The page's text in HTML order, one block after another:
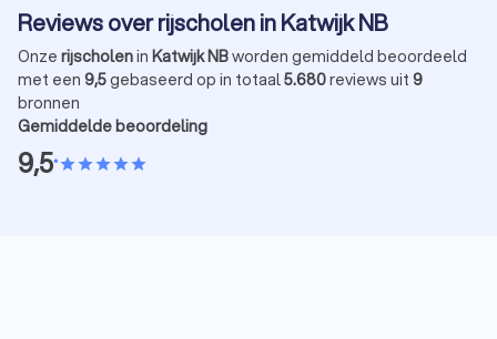
Reviews over rijscholen in Katwijk NB
Onze rijscholenin Katwijk NBworden gemiddeld beoordeeld
met een 9,5gebaseerd op in totaal5.680reviews uit 9
bronnen
Gemiddelde beoordeling
9,5•starstarstarstarstar